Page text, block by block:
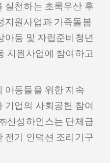
실천하는 초록우산 후
지원사업과 가족돌봄
아동 및 자립준비청년
지원사업에 참여하고
아동들을 위한 지속
기업의 사회공헌 참여
신성하인스는 단체급
전기 인덕션 조리기구